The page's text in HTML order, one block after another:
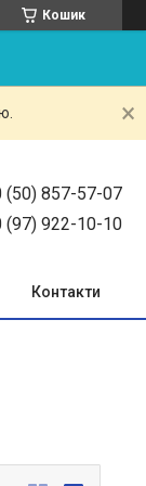
Кошик
(50) 857-57-07
(97) 922-10-10
Контакти